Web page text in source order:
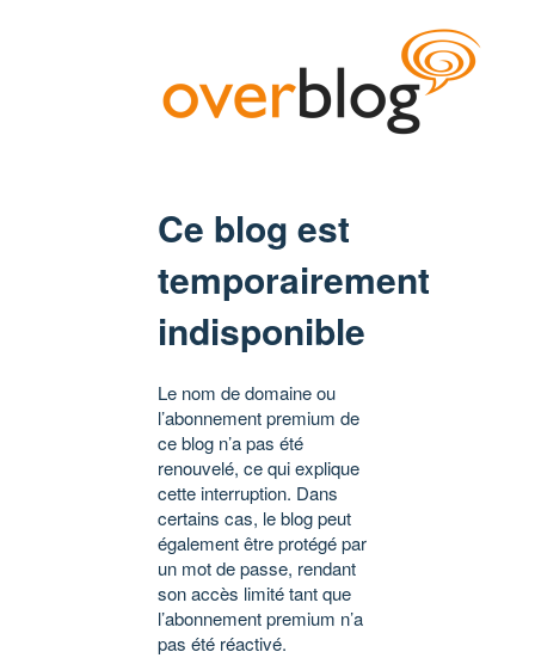
Ce blog est
temporairement
indisponible
Le nom de domaine ou
l’abonnement premium de
ce blog n’a pas été
renouvelé, ce qui explique
cette interruption. Dans
certains cas, le blog peut
également être protégé par
un mot de passe, rendant
son accès limité tant que
l’abonnement premium n’a
pas été réactivé.